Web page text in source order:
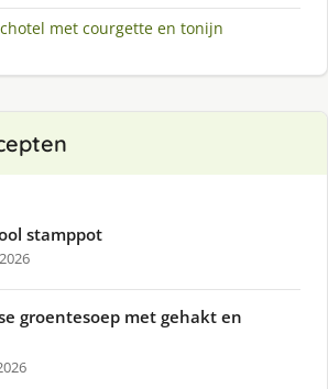
met courgette en tonijn
stamppot
groentesoep met gehakt en